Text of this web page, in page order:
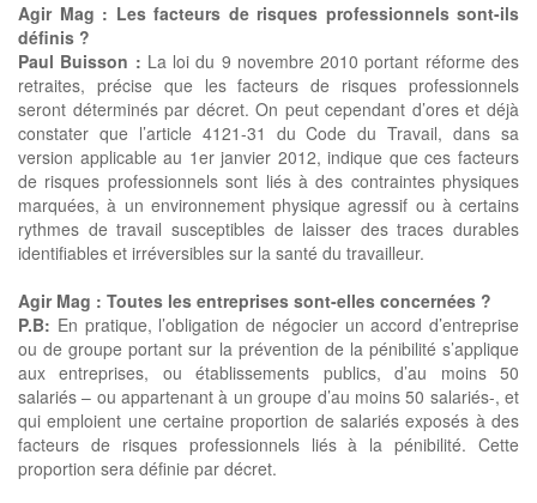
Agir Mag : Les facteurs de risques professionnels sont-ils
définis ?
Paul Buisson : La loi du 9 novembre 2010 portant réforme des
retraites, précise que les facteurs de risques professionnels
seront déterminés par décret. On peut cependant d’ores et déjà
constater que l’article 4121-31 du Code du Travail, dans sa
version applicable au 1er janvier 2012, indique que ces facteurs
de risques professionnels sont liés à des contraintes physiques
marquées, à un environnement physique agressif ou à certains
rythmes de travail susceptibles de laisser des traces durables
identifiables et irréversibles sur la santé du travailleur.
Agir Mag : Toutes les entreprises sont-elles concernées ?
P.B: En pratique, l’obligation de négocier un accord d’entreprise
ou de groupe portant sur la prévention de la pénibilité s’applique
aux entreprises, ou établissements publics, d’au moins 50
salariés – ou appartenant à un groupe d’au moins 50 salariés-, et
qui emploient une certaine proportion de salariés exposés à des
facteurs de risques professionnels liés à la pénibilité. Cette
proportion sera définie par décret.